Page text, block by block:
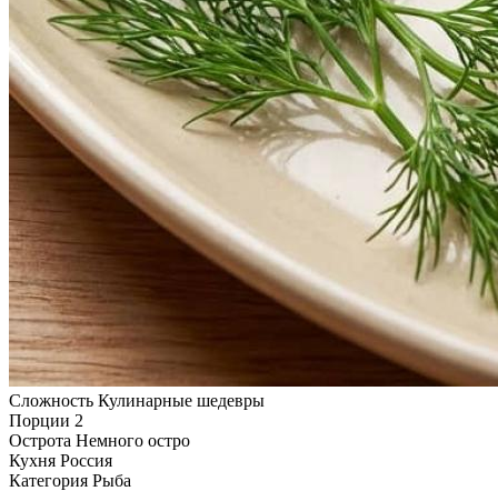
Сложность Кулинарные шедевры
Порции 2
Острота Немного остро
Кухня Россия
Категория Рыба